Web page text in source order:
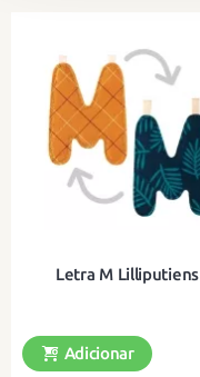
Letra M Lilliputiens
Adicionar